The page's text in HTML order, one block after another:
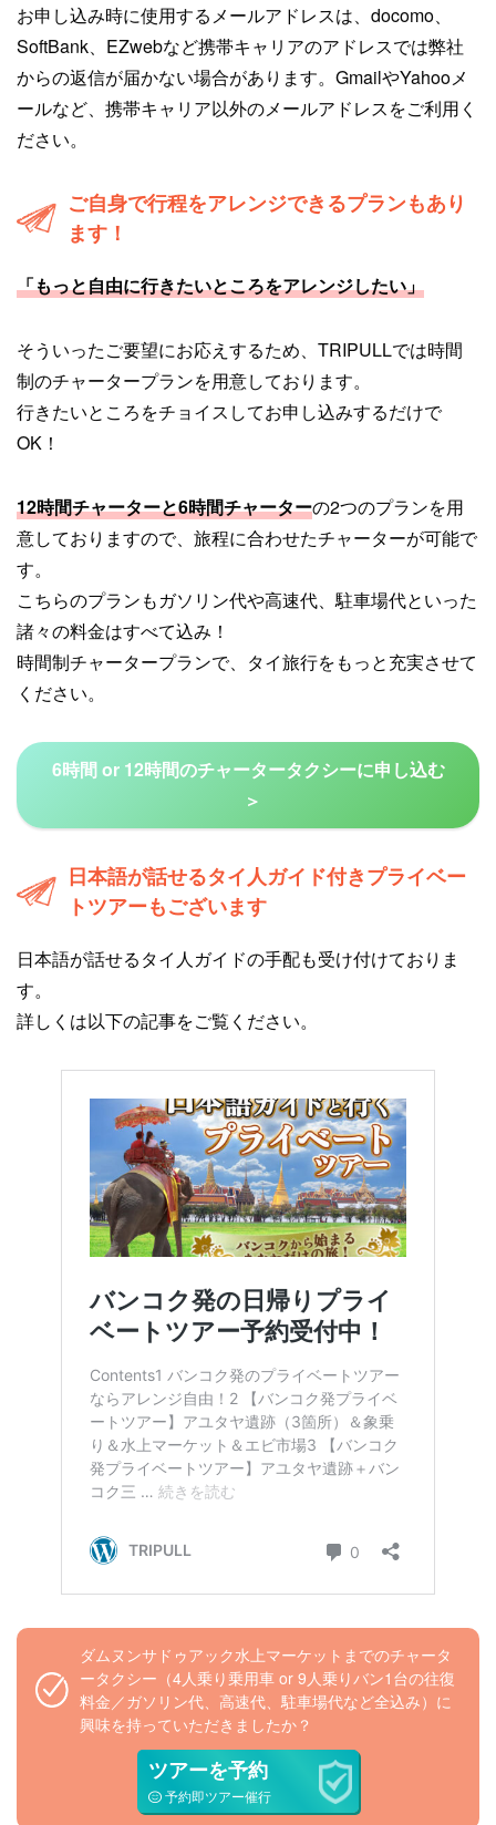
お申し込み時に使用するメールアドレスは、docomo、
SoftBank、EZwebなど携帯キャリアのアドレスでは弊社
からの返信が届かない場合があります。GmailやYahooメ
ールなど、携帯キャリア以外のメールアドレスをご利用く
ださい。
ご自身で行程をアレンジできるプランもあり
ます！
「もっと自由に行きたいところをアレンジしたい」
そういったご要望にお応えするため、TRIPULLでは時間
制のチャータープランを用意しております。
行きたいところをチョイスしてお申し込みするだけで
OK！
12時間チャーターと6時間チャーターの2つのプランを用
意しておりますので、旅程に合わせたチャーターが可能で
す。
こちらのプランもガソリン代や高速代、駐車場代といった
諸々の料金はすべて込み！
時間制チャータープランで、タイ旅行をもっと充実させて
ください。
6時間 or 12時間のチャータータクシーに申し込む
日本語が話せるタイ人ガイド付きプライベー
トツアーもございます
日本語が話せるタイ人ガイドの手配も受け付けておりま
す。
詳しくは以下の記事をご覧ください。
ダムヌンサドゥアック水上マーケットまでのチャータ
ータクシー（4人乗り乗用車 or 9人乗りバン1台の往復
料金／ガソリン代、高速代、駐車場代など全込み）に
興味を持っていただきましたか？
ツアーを予約
予約即ツアー催行